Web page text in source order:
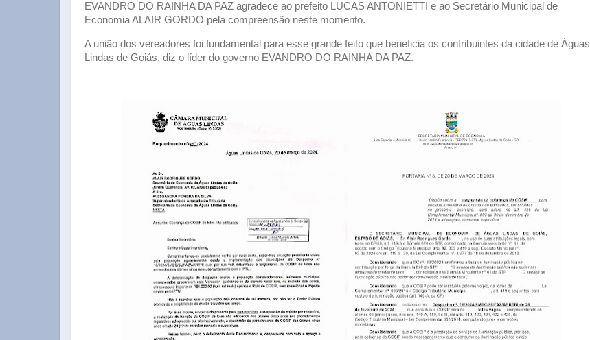
EVANDRO DO RAINHA DA PAZ agradece ao prefeito LUCAS ANTONIETTI e ao Secretário Municipal de
Economia ALAIR GORDO pela compreensão neste momento.
A união dos vereadores foi fundamental para esse grande feito que beneficia os contribuintes da cidade de Águas
Lindas de Goiás, diz o líder do governo EVANDRO DO RAINHA DA PAZ.